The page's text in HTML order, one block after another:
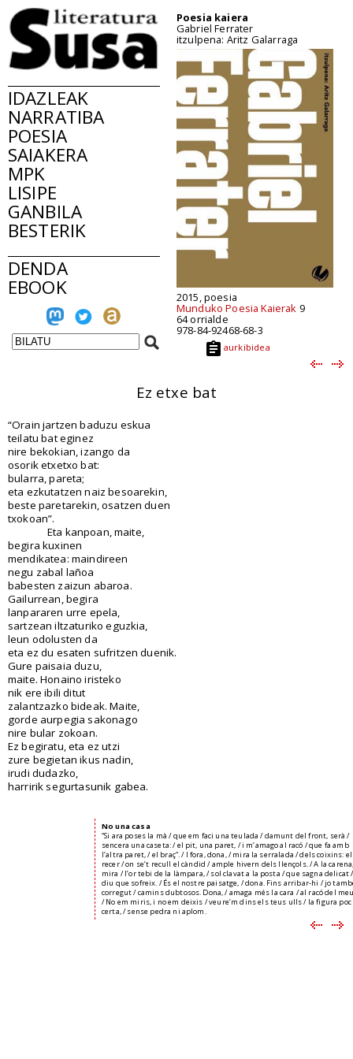
IDAZLEAK
NARRATIBA
POESIA
SAIAKERA
MPK
LISIPE
GANBILA
BESTERIK
DENDA
EBOOK
Poesia kaiera
Gabriel Ferrater
itzulpena: Aritz Galarraga
2015, poesia
Munduko Poesia Kaierak 9
64 orrialde
978-84-92468-68-3
aurkibidea
Ez etxe bat
“Orain jartzen baduzu eskua
teilatu bat eginez
nire bekokian, izango da
osorik etxetxo bat:
bularra, pareta;
eta ezkutatzen naiz besoarekin,
beste paretarekin, osatzen duen
txokoan”.
Eta kanpoan, maite,
begira kuxinen
mendikatea: maindireen
negu zabal lañoa
babesten zaizun abaroa.
Gailurrean, begira
lanpararen urre epela,
sartzean iltzaturiko eguzkia,
leun odolusten da
eta ez du esaten sufritzen duenik.
Gure paisaia duzu,
maite. Honaino iristeko
nik ere ibili ditut
zalantzazko bideak. Maite,
gorde aurpegia sakonago
nire bular zokoan.
Ez begiratu, eta ez utzi
zure begietan ikus nadin,
irudi dudazko,
harririk segurtasunik gabea.
No una casa
“Si ara poses la mà / que em faci una teulada / damunt del front, serà /
sencera una caseta: / el pit, una paret, / i m’amago al racó / que fa amb
l’altra paret, / el braç”. / I fora, dona, / mira la serralada / dels coixins: el
recer / on se’t recull el càndid / ample hivern dels llençols. / A la
mira / l’or tebi de la làmpara, / sol clavat a la posta / que sagna delicat
diu que sofreix. / És el nostre paisatge, / dona. Fins arribar-hi / jo
corregut / camins dubtosos. Dona, / amaga més la cara / al racó del
/ No em miris, i no em deixis / veure’m dins els teus ulls / la figura poc
certa, / sense pedra ni aplom.